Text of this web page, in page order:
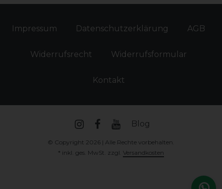
Impressum Daten­schutz­erklärung AGB
Widerrufs­recht Widerrufs­formular
Kontakt
Blog
© Copyright 2026 | Alle Rechte vorbehalten.
* inkl. ges. MwSt. zzgl. Versandkosten